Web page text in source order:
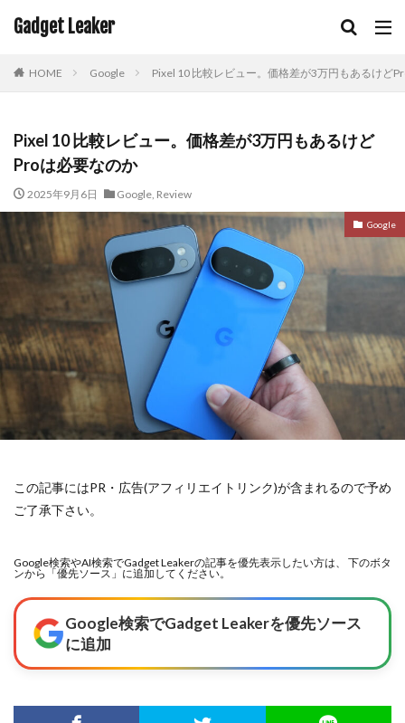
Gadget Leaker
HOME Google Pixel 10 比較レビュー。価格差が3万円もあるけど
Pixel 10 比較レビュー。価格差が3万円もあるけど
Proは必要なのか
2025年9月6日 Google, Review
Google
この記事にはPR・広告(アフィリエイトリンク)が含まれるので予め
ご了承下さい。
Google検索やAI検索でGadget Leakerの記事を優先表示したい方は、 下のボタ
ンから「優先ソース」に追加してください。
Google検索でGadget Leakerを優先ソース
に追加